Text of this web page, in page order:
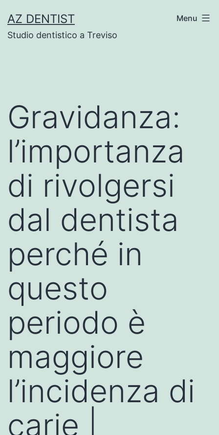
to
content
AZ DENTIST
Studio dentistico a Treviso
Menu
Gravidanza:
l’importanza
di rivolgersi
dal dentista
perché in
questo
periodo è
maggiore
l’incidenza di
carie |